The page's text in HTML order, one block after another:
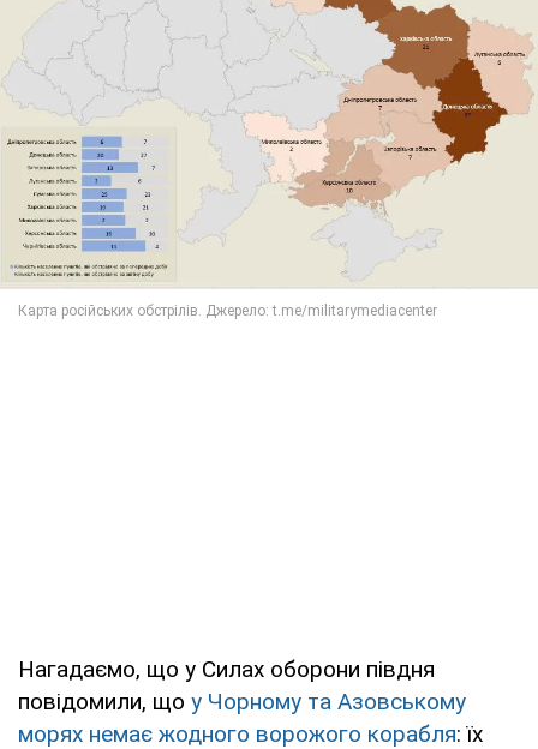
Нагадаємо, що у Силах оборони півдня
повідомили, що у Чорному та Азовському
морях немає жодного ворожого корабля: їх